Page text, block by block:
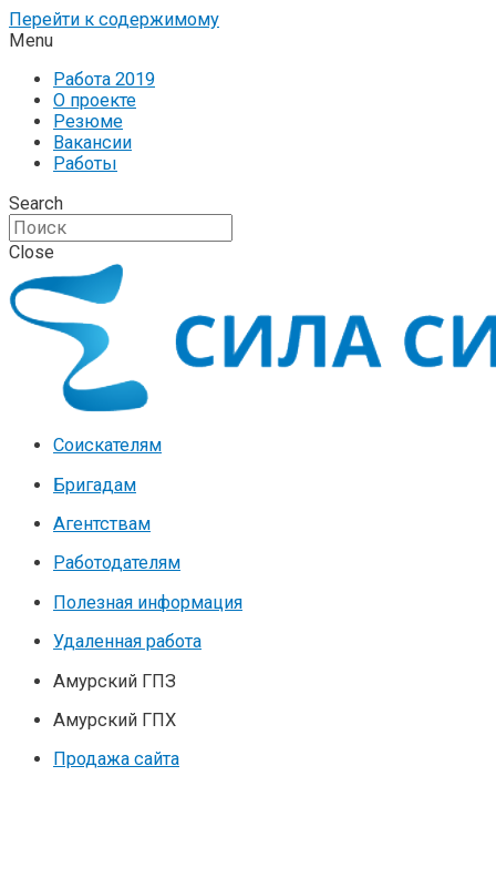
Перейти к содержимому
Menu
Работа 2019
О проекте
Резюме
Вакансии
Работы
Search
Close
Соискателям
Бригадам
Агентствам
Работодателям
Полезная информация
Удаленная работа
Амурский ГПЗ
Амурский ГПХ
Продажа сайта